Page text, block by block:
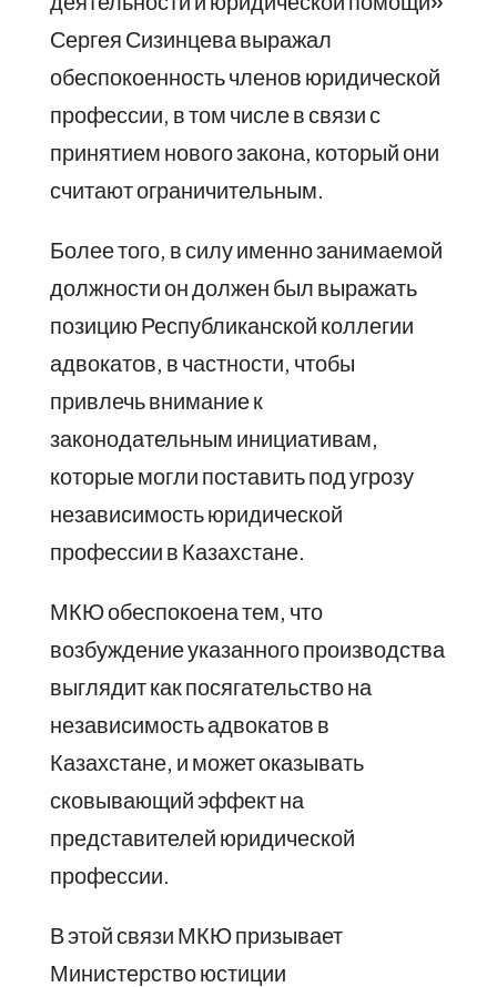
Сергея Сизинцева выражал
обеспокоенность членов юридической
профессии, в том числе в связи с
принятием нового закона, который они
считают ограничительным.
Более того, в силу именно занимаемой
должности он должен был выражать
позицию Республиканской коллегии
адвокатов, в частности, чтобы
привлечь внимание к
законодательным инициативам,
которые могли поставить под угрозу
независимость юридической
профессии в Казахстане.
МКЮ обеспокоена тем, что
возбуждение указанного производства
выглядит как посягательство на
независимость адвокатов в
Казахстане, и может оказывать
сковывающий эффект на
представителей юридической
профессии.
В этой связи МКЮ призывает
Министерство юстиции